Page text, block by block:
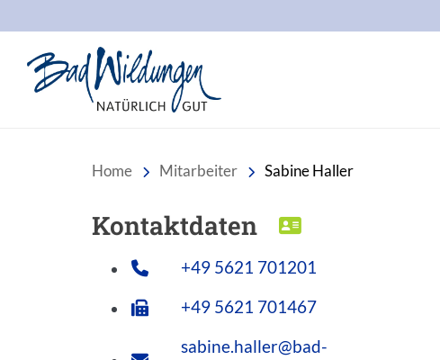
Home Mitarbeiter Sabine Haller
Kontaktdaten DOWNLOAD
+49 5621 701201
+49 5621 701467
sabine.haller@bad-